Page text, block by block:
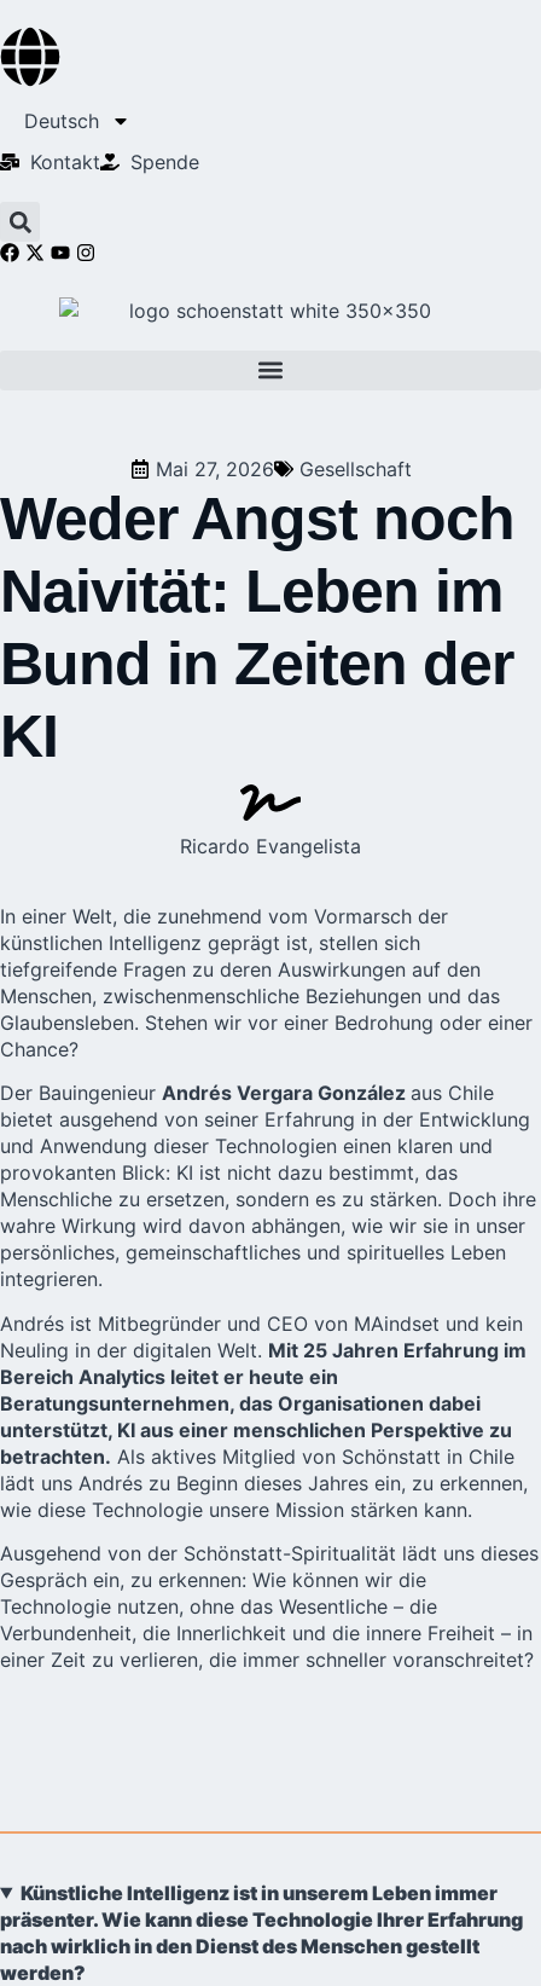
Deutsch
Kontakt
Spende
Mai 27, 2026 Gesellschaft
Weder Angst noch
Naivität: Leben im
Bund in Zeiten der
KI
Ricardo Evangelista
In einer Welt, die zunehmend vom Vormarsch der
künstlichen Intelligenz geprägt ist, stellen sich
tiefgreifende Fragen zu deren Auswirkungen auf den
Menschen, zwischenmenschliche Beziehungen und das
Glaubensleben. Stehen wir vor einer Bedrohung oder einer
Chance?
Der Bauingenieur Andrés Vergara González aus Chile
bietet ausgehend von seiner Erfahrung in der Entwicklung
und Anwendung dieser Technologien einen klaren und
provokanten Blick: KI ist nicht dazu bestimmt, das
Menschliche zu ersetzen, sondern es zu stärken. Doch ihre
wahre Wirkung wird davon abhängen, wie wir sie in unser
persönliches, gemeinschaftliches und spirituelles Leben
integrieren.
Andrés ist Mitbegründer und CEO von MAindset und kein
Neuling in der digitalen Welt. Mit 25 Jahren Erfahrung im
Bereich Analytics leitet er heute ein
Beratungsunternehmen, das Organisationen dabei
unterstützt, KI aus einer menschlichen Perspektive zu
betrachten. Als aktives Mitglied von Schönstatt in Chile
lädt uns Andrés zu Beginn dieses Jahres ein, zu erkennen,
wie diese Technologie unsere Mission stärken kann.
Ausgehend von der Schönstatt-Spiritualität lädt uns dieses
Gespräch ein, zu erkennen: Wie können wir die
Technologie nutzen, ohne das Wesentliche – die
Verbundenheit, die Innerlichkeit und die innere Freiheit – in
einer Zeit zu verlieren, die immer schneller voranschreitet?
Künstliche Intelligenz ist in unserem Leben immer
präsenter. Wie kann diese Technologie Ihrer Erfahrung
nach wirklich in den Dienst des Menschen gestellt
werden?